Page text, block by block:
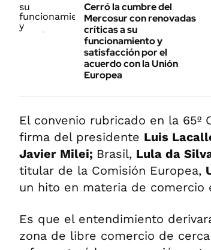
Cerró la cumbre del
Mercosur con renovadas
críticas a su
funcionamiento y
satisfacción por el
acuerdo con la Unión
Europea
El convenio rubricado en la 65º
firma del presidente Luis
Javier Milei; Brasil, Lula da
titular de la Comisión Europea,
un hito en materia de comercio
Es que el entendimiento
zona de libre comercio de